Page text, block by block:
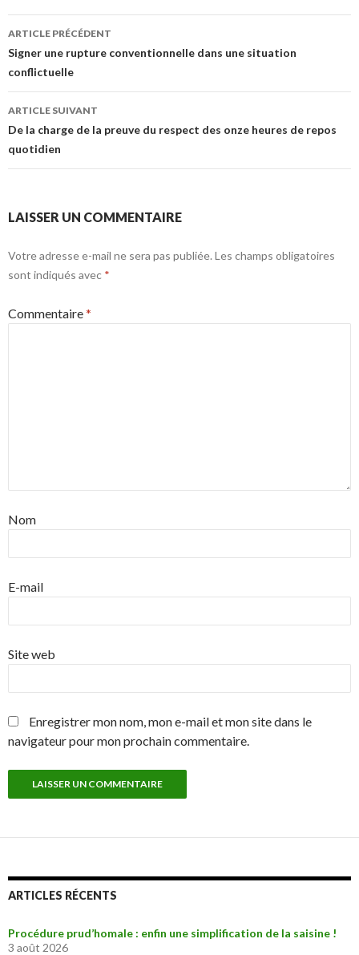
Navigation
des
articles
ARTICLE PRÉCÉDENT
Signer une rupture conventionnelle dans une situation
conflictuelle
ARTICLE SUIVANT
De la charge de la preuve du respect des onze heures de repos
quotidien
LAISSER UN COMMENTAIRE
Votre adresse e-mail ne sera pas publiée. Les champs obligatoires
sont indiqués avec *
Commentaire*
Nom
E-mail
Site web
Enregistrer mon nom, mon e-mail et mon site dans le
navigateur pour mon prochain commentaire.
ARTICLES RÉCENTS
Procédure prud’homale : enfin une simplification de la saisine !
3 août 2026